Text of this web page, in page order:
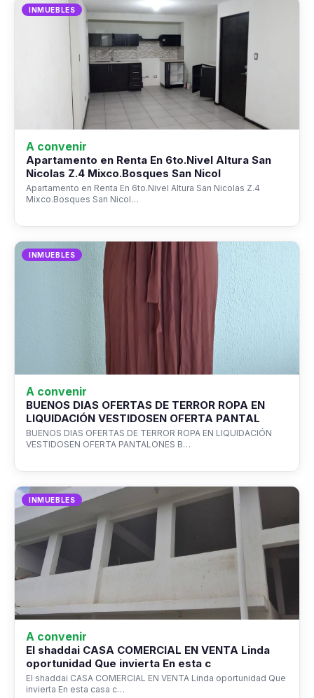
INMUEBLES
A convenir
Apartamento en Renta En 6to.Nivel Altura San
Nicolas Z.4 Mixco.Bosques San Nicol
Apartamento en Renta En 6to.Nivel Altura San Nicolas Z.4
Mixco.Bosques San Nicol…
INMUEBLES
A convenir
BUENOS DIAS OFERTAS DE TERROR ROPA EN
LIQUIDACIÓN VESTIDOSEN OFERTA PANTAL
BUENOS DIAS OFERTAS DE TERROR ROPA EN LIQUIDACIÓN
VESTIDOSEN OFERTA PANTALONES B…
INMUEBLES
A convenir
El shaddai CASA COMERCIAL EN VENTA Linda
oportunidad Que invierta En esta c
El shaddai CASA COMERCIAL EN VENTA Linda oportunidad Que
invierta En esta casa c…